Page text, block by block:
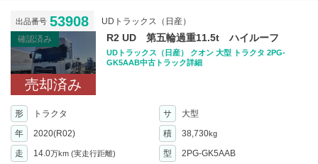
出品番号 53908
UDトラックス（日産）
確認済み
売却済み
R2 UD 第五輪過重11.5t ハイルーフ
UDトラックス（日産） クオン 大型 トラクタ 2PG-
GK5AAB中古トラック詳細
形 トラクタ サ
大型
年
2020(R02) 積 38,730kg
走 14.0万km (実走行距離) 型
2PG-GK5AAB